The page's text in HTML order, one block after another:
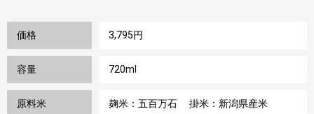
価格 3,795円
容量 720ml
原料米 麹米：五百万石 掛米：新潟県産米